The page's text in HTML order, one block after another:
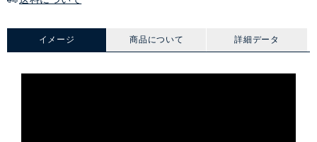
イメージ 商品について 詳細データ